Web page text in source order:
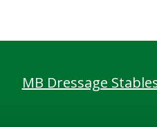
MB Dressage